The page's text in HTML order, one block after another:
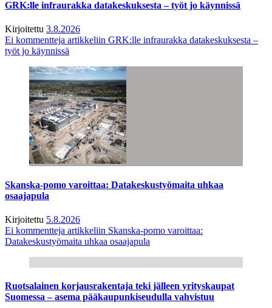
GRK:lle infraurakka datakeskuksesta – työt jo käynnissä
Kirjoitettu 3.8.2026
Ei kommentteja artikkeliin GRK:lle infraurakka datakeskuksesta –
työt jo käynnissä
Skanska-pomo varoittaa: Datakeskustyömaita uhkaa
osaajapula
Kirjoitettu 5.8.2026
Ei kommentteja artikkeliin Skanska-pomo varoittaa:
Datakeskustyömaita uhkaa osaajapula
Ruotsalainen korjausrakentaja teki jälleen yrityskaupat
Suomessa – asema pääkaupunkiseudulla vahvistuu